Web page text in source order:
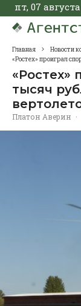
пт, 07
Главная
Новости
«Ростех» проиграл
«Ростех»
тысяч
Платон Аверин ·